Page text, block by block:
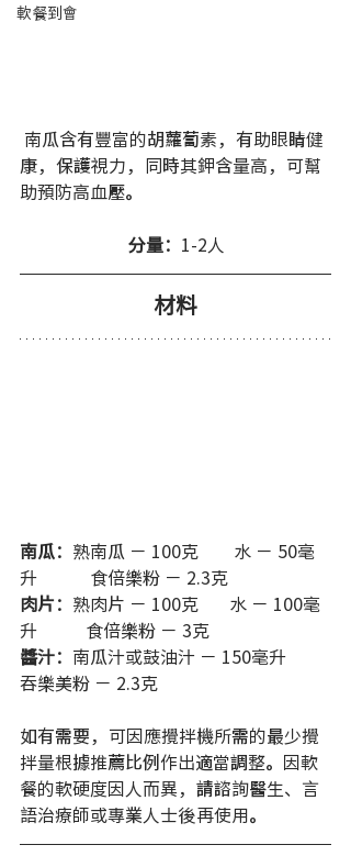
軟餐到會
康，保護視力，同時其鉀含量高，可幫
助預防高血壓。
分量： 1-2人
材料
南瓜： 熟南瓜 － 100克        水 － 50毫
升            食倍樂粉 － 2.3克
肉片： 熟肉片 － 100克       水 － 100毫
升           食倍樂粉 － 3克
醬汁： 南瓜汁或鼓油汁 － 150毫升
吞樂美粉 － 2.3克
如有需要，可因應攪拌機所需的最少攪
拌量根據推薦比例作出適當調整。因軟
餐的軟硬度因人而異，請諮詢醫生、言
語治療師或專業人士後再使用。